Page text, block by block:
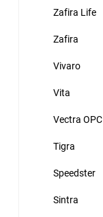
Zafira Life
Zafira
Vivaro
Vita
Vectra OPC
Tigra
Speedster
Sintra